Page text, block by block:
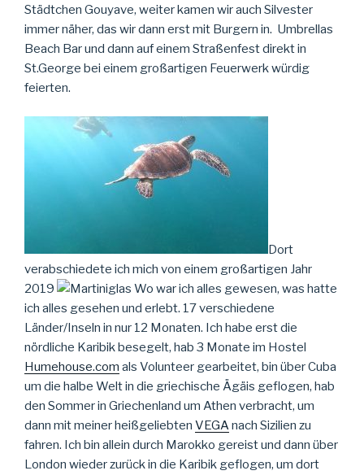
Städtchen Gouyave, weiter kamen wir auch Silvester
immer näher, das wir dann erst mit Burgern in. Umbrellas
Beach Bar und dann auf einem Straßenfest direkt in
St.George bei einem großartigen Feuerwerk würdig
feierten.
Dort
verabschiedete ich mich von einem großartigen Jahr
2019
Wo war ich alles gewesen, was hatte
ich alles gesehen und erlebt. 17 verschiedene
Länder/Inseln in nur 12 Monaten. Ich habe erst die
nördliche Karibik besegelt, hab 3 Monate im Hostel
Humehouse.com als Volunteer gearbeitet, bin über Cuba
um die halbe Welt in die griechische Ägäis geflogen, hab
den Sommer in Griechenland um Athen verbracht, um
dann mit meiner heißgeliebten VEGAnach Sizilien zu
fahren. Ich bin allein durch Marokko gereist und dann über
London wieder zurück in die Karibik geflogen, um dort